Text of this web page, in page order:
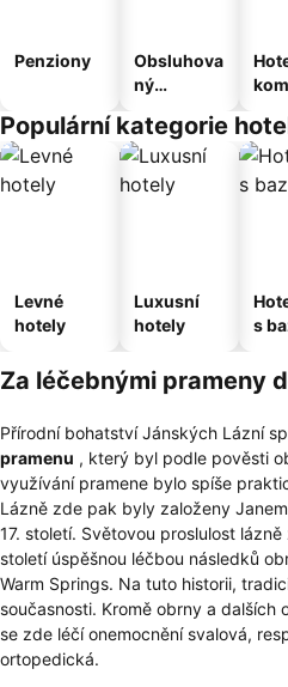
Penziony
Obsluhova
ný
Populární kategorie
Levné
hotely
Luxusní
hotely
s
Za léčebnými prameny
Přírodní bohatství Jánských Lázní
pramenu , který byl podle pověsti
využívání pramene bylo spíše
Lázně zde pak byly založeny
17. století. Světovou proslulost
století úspěšnou léčbou následků
Warm Springs. Na tuto historii,
současnosti. Kromě obrny a dalších
se zde léčí onemocnění svalová,
ortopedická.